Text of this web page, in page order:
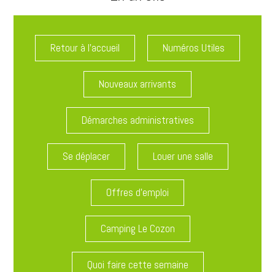
Retour à l'accueil Numéros Utiles
Nouveaux arrivants
Démarches administratives
Se déplacer Louer une salle
Offres d'emploi
Camping Le Cozon
Quoi faire cette semaine